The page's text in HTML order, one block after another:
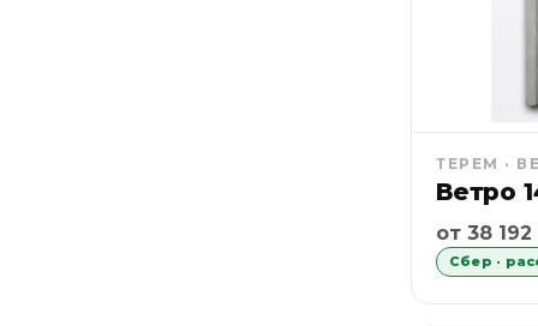
ТЕРЕМ ·
Ветро
от 38
Сбер ·